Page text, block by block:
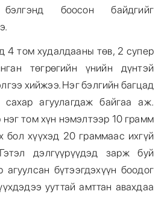
боосон байдгийг
том худалдааны төв, 2 супер
төгрөгийн үнийн дүнтэй
хийжээ. Нэг бэлгийн багцад
агуулагдаж байгаа аж.
том хүн нэмэлтээр 10 грамм
бол хүүхэд 20 граммаас ихгүй
дэлгүүрүүдэд зарж буй
бүтээгдэхүүн боодог
ууттай амттан авахдаа